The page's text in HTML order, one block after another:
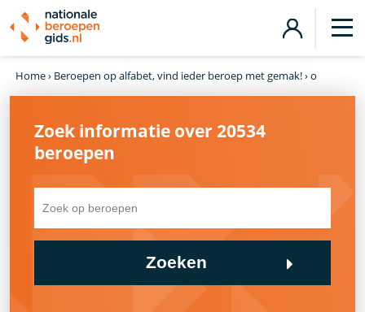
Home› Beroepen op alfabet, vind ieder beroep met gemak!›o
Zoek informatie over 20534
beroepen
Zoeken